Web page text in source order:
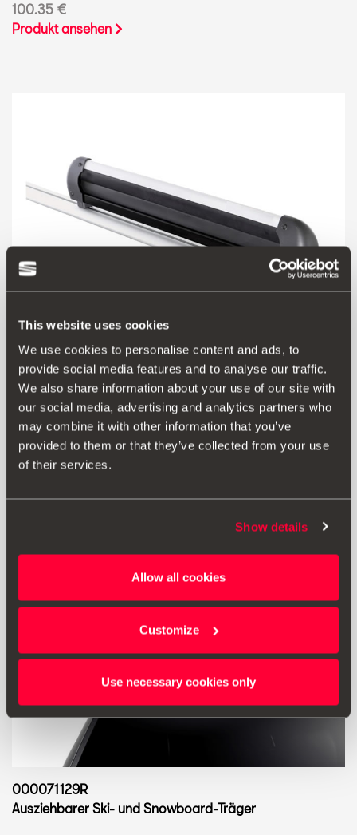
This website uses cookies
We use cookies to personalise content and ads, to
provide social media features and to analyse our traffic.
We also share information about your use of our site with
our social media, advertising and analytics partners who
may combine it with other information that you’ve
provided to them or that they’ve collected from your use
of their services.
Show details
Allow all cookies
Customize
Use necessary cookies only
100.35 €
Produkt ansehen
000071129T
Ski- und Snowboard-Träger (6 Paar)
265.91 €
Produkt ansehen
000071129R
Ausziehbarer Ski- und Snowboard-Träger